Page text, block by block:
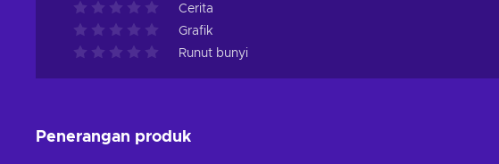
Cerita
Grafik
Runut bunyi
Penerangan produk